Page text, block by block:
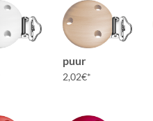
puur
2,02€